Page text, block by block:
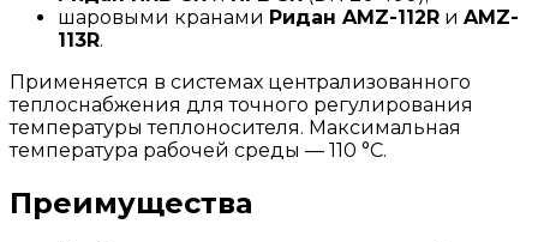
шаровыми кранами Ридан AMZ-112R и AMZ-
113R.
Применяется в системах централизованного
теплоснабжения для точного регулирования
температуры теплоносителя. Максимальная
температура рабочей среды — 110 °C.
Преимущества